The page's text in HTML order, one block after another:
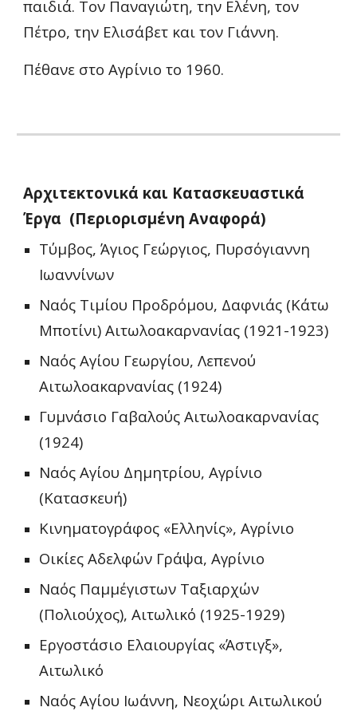
παιδιά. Τον Παναγιώτη, την Ελένη, τον
Πέτρο, την Ελισάβετ και τον Γιάννη.
Πέθανε στο Αγρίνιο το 1960.
Αρχιτεκτονικά και Κατασκευαστικά
Έργα  (Περιορισμένη Αναφορά)
Τύμβος, Άγιος Γεώργιος, Πυρσόγιαννη
Ιωαννίνων
Ναός Τιμίου Προδρόμου, Δαφνιάς (Κάτω
Μποτίνι) Αιτωλοακαρνανίας (1921-1923)
Ναός Αγίου Γεωργίου, Λεπενού
Αιτωλοακαρνανίας (1924)
Γυμνάσιο Γαβαλούς Αιτωλοακαρνανίας
(1924)
Ναός Αγίου Δημητρίου, Αγρίνιο
(Κατασκευή)
Κινηματογράφος «Ελληνίς», Αγρίνιο
Οικίες Αδελφών Γράψα, Αγρίνιο
Ναός Παμμέγιστων Ταξιαρχών
(Πολιούχος), Αιτωλικό (1925-1929)
Εργοστάσιο Ελαιουργίας «Άστιγξ»,
Αιτωλικό
Ναός Αγίου Ιωάννη, Νεοχώρι Αιτωλικού